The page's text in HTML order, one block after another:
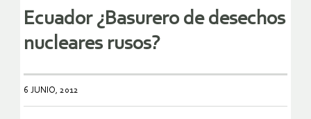
Ecuador ¿Basurero de desechos
6 JUNIO, 2012